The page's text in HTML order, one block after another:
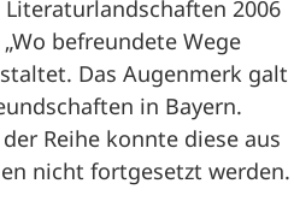
2006
befreundete Wege
Das Augenmerk galt
in Bayern.
Reihe konnte diese aus
nicht fortgesetzt werden.